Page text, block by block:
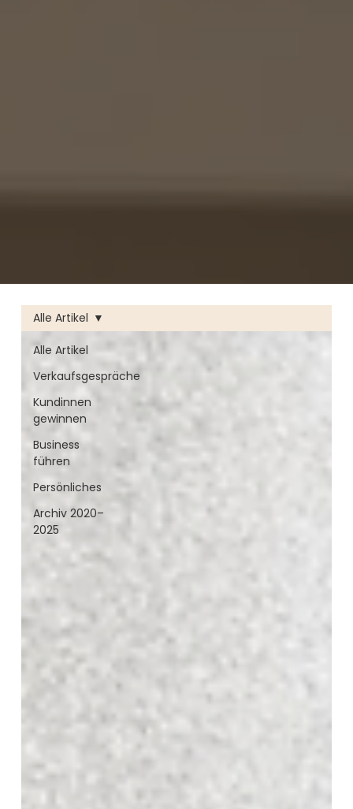
Alle Artikel
Verkaufsgespräche
Kundinnen
gewinnen
Business
führen
Persönliches
Archiv 2020–
2025
Alle Artikel